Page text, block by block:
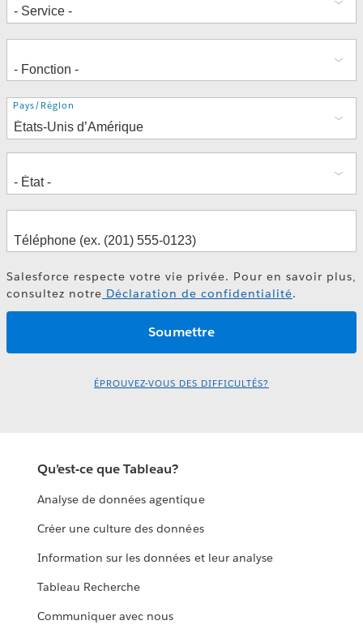
Adresse
Pays/Région
Salesforce respecte votre vie privée. Pour en savoir plus,
consultez notre Déclaration de confidentialité.
ÉPROUVEZ-VOUS DES DIFFICULTÉS?
Qu’est-ce que Tableau?
Analyse de données agentique
Créer une culture des données
Information sur les données et leur analyse
Tableau Recherche
Communiquer avec nous